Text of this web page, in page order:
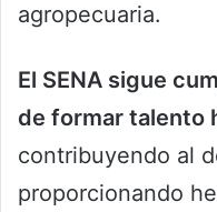
agropecuaria.
El SENA sigue
de formar talento
contribuyendo al
proporcionando